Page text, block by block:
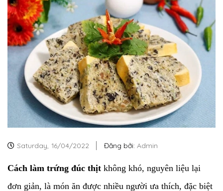
Saturday, 16/04/2022 Đăng bởi: Admin
Cách làm trứng đúc thịt không khó, nguyên liệu lại
đơn giản, là món ăn được nhiều người ưa thích, đặc biệt